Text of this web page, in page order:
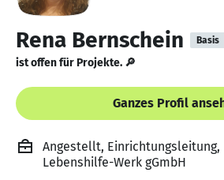
Rena Bernschein Basis
ist offen für Projekte. 🔎
Ganzes Profil
Angestellt, Einrichtungsleitung,
Lebenshilfe-Werk gGmbH